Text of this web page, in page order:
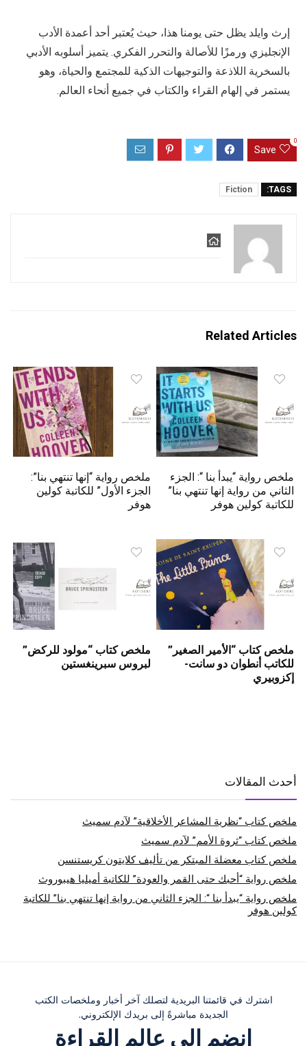
إرث وايلد يظل حتى يومنا هذا، حيث يُعتبر أحد أعمدة الأدب
الإنجليزي ورمزًا للأصالة والتحرر الفكري. يتميز أسلوبه الأدبي
بالسخرية اللاذعة والتوجيهات الذكية للمجتمع والحياة، وهو
يستمر في إلهام القراء والكتاب في جميع أنحاء العالم.
Save
0
TAGS:
Fiction
Related Articles
ملخص رواية “يبدأ بنا “: الجزء
الثاني من رواية إنها تنتهي بنا”
للكاتبة كولين هوفر
ملخص رواية “إنها تنتهي بنا”:
الجزء الأول” للكاتبة كولين
هوفر
ملخص كتاب “الأمير الصغير”
للكاتب أنطوان دو سانت-
إكزوبيري
ملخص كتاب “مولود للركض”
لبروس سبرينغستين
أحدث المقالات
ملخص كتاب “نظرية المشاعر الأخلاقية” لآدم سميث
ملخص كتاب “ثروة الأمم” لآدم سميث
ملخص كتاب معضلة المبتكر من تأليف كلايتون كريستنسن
ملخص رواية “أحبك حتى القمر والعودة” للكاتبة أميليا هيبوروث
ملخص رواية “يبدأ بنا “: الجزء الثاني من رواية إنها تنتهي بنا” للكاتبة
كولين هوفر
اشترك في قائمتنا البريدية لتصلك آخر أخبار وملخصات الكتب
الجديدة مباشرةً إلى بريدك الإلكتروني.
انضم إلى عالم القراءة